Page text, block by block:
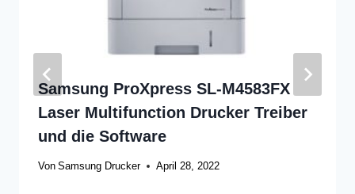
Samsung ProXpress SL-M4583FX
Laser Multifunction Drucker Treiber
und die Software
Von Samsung Drucker April 28, 2022